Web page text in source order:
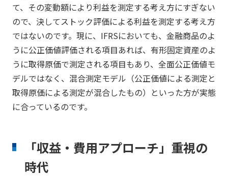
て、その変動額により利益を測定する考え方にすぎない
ので、決してストック評価による利益を測定する考え方
ではないのです。現に、IFRSにおいても、金融商品のよ
うに公正価値評価される項目あれば、有形固定資産のよ
うに取得原価で測定される項目もあり、全面公正価値モ
デルではなく、混合測定モデル（公正価値による測定と
取得原価による測定が混合したもの）といった方が実態
に合っているのです。
「収益・費用アプローチ」重視の
時代